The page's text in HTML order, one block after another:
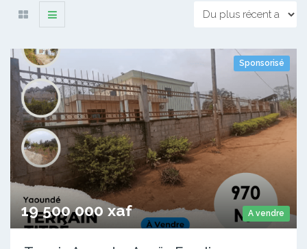
A vendre
Sponsorisé
19 500 000 xaf